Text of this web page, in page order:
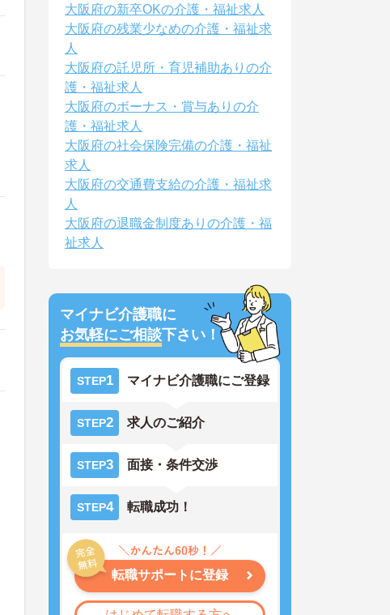
大阪府の新卒OKの介護・福祉求人
大阪府の残業少なめの介護・福祉求
人
大阪府の託児所・育児補助ありの介
護・福祉求人
大阪府のボーナス・賞与ありの介
護・福祉求人
大阪府の社会保険完備の介護・福祉
求人
大阪府の交通費支給の介護・福祉求
人
大阪府の退職金制度ありの介護・福
祉求人
マイナビ介護職に
お気軽にご相談下さい！
STEP1 マイナビ介護職にご登録
STEP2 求人のご紹介
STEP3 面接・条件交渉
STEP4 転職成功！
転職サポートに登録